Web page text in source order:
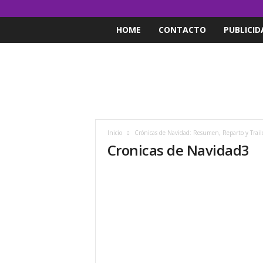
HOME CONTACTO
Inicio Crónicas de Navidad: Resumen, Reparto y
Cronicas de Navidad3